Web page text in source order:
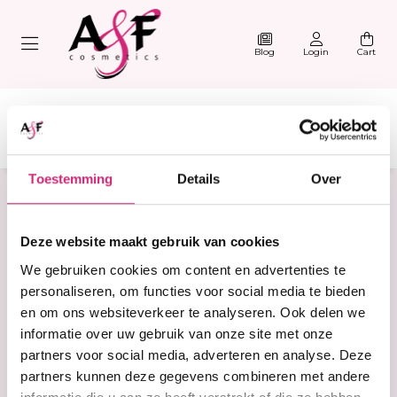
Toestemming Details Over
Deze website maakt gebruik van cookies
We gebruiken cookies om content en advertenties te
personaliseren, om functies voor social media te bieden
en om ons websiteverkeer te analyseren. Ook delen we
informatie over uw gebruik van onze site met onze
partners voor social media, adverteren en analyse. Deze
partners kunnen deze gegevens combineren met andere
Blog Login Cart
Home
Products tagged with
Large
Filter Sorteer